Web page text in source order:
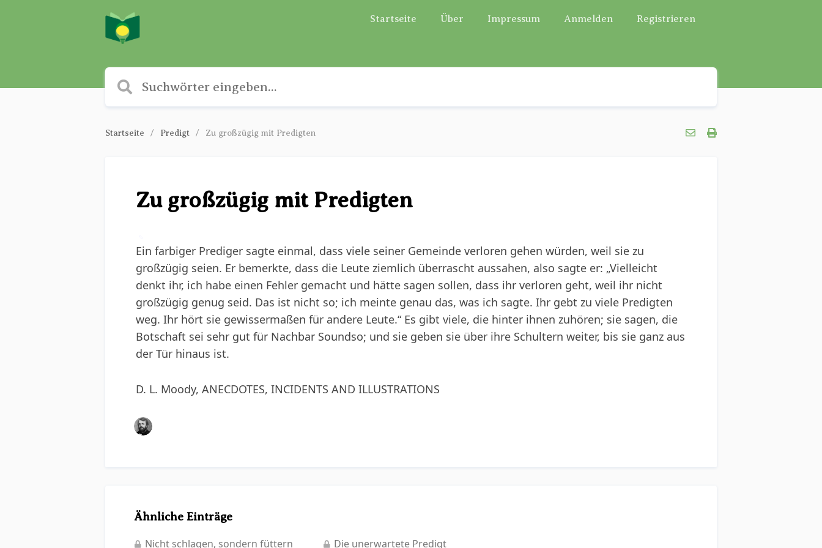
Startseite Über Impressum Anmelden Registrieren
Startseite Predigt Zu großzügig mit Predigten
Zu großzügig mit Predigten
Ein farbiger Prediger sagte einmal, dass viele seiner Gemeinde verloren gehen würden, weil sie zu
großzügig seien. Er bemerkte, dass die Leute ziemlich überrascht aussahen, also sagte er: „Vielleicht
denkt ihr, ich habe einen Fehler gemacht und hätte sagen sollen, dass ihr verloren geht, weil ihr nicht
großzügig genug seid. Das ist nicht so; ich meinte genau das, was ich sagte. Ihr gebt zu viele Predigten
weg. Ihr hört sie gewissermaßen für andere Leute.“ Es gibt viele, die hinter ihnen zuhören; sie sagen, die
Botschaft sei sehr gut für Nachbar Soundso; und sie geben sie über ihre Schultern weiter, bis sie ganz aus
der Tür hinaus ist.
D. L. Moody, ANECDOTES, INCIDENTS AND ILLUSTRATIONS
Ähnliche Einträge
Nicht schlagen, sondern füttern Die unerwartete Predigt